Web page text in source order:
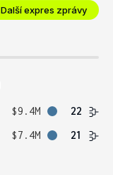
Další expres zprávy
$9.4M
22
$7.4M 21